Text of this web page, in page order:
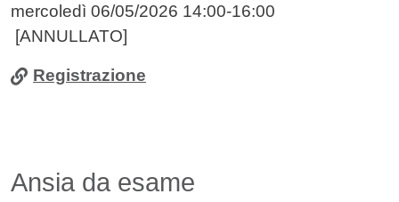
mercoledì 06/05/2026 14:00-16:00
[ANNULLATO]
Registrazione
Ansia da esame